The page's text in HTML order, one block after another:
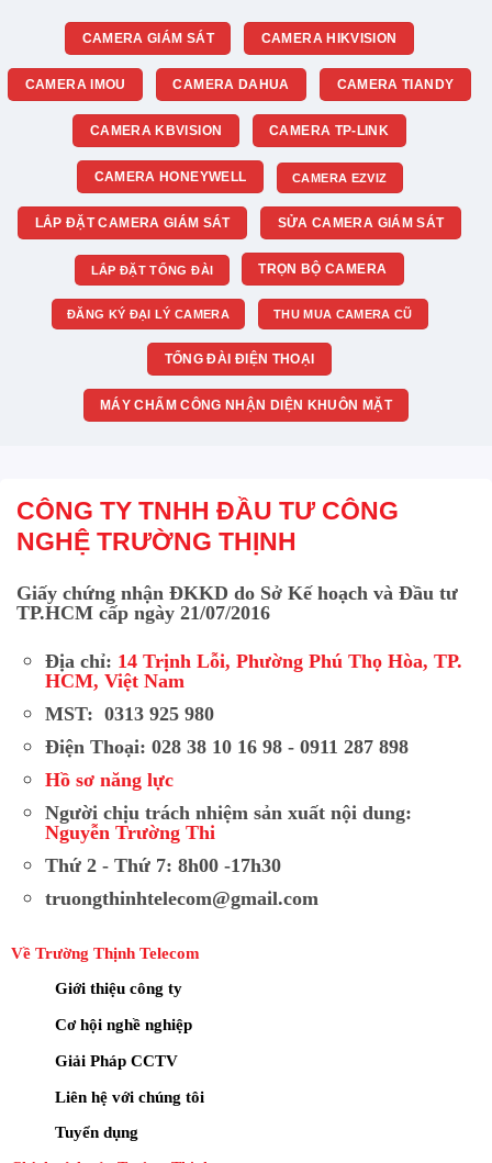
CAMERA GIÁM SÁT CAMERA HIKVISION
CAMERA IMOU CAMERA DAHUA CAMERA TIANDY
CAMERA KBVISION CAMERA TP-LINK
CAMERA HONEYWELL CAMERA EZVIZ
LẮP ĐẶT CAMERA GIÁM SÁT SỬA CAMERA GIÁM SÁT
LẮP ĐẶT TỔNG ĐÀI TRỌN BỘ CAMERA
ĐĂNG KÝ ĐẠI LÝ CAMERA THU MUA CAMERA CŨ
TỔNG ĐÀI ĐIỆN THOẠI
MÁY CHẤM CÔNG NHẬN DIỆN KHUÔN MẶT
CÔNG TY TNHH ĐẦU TƯ CÔNG
NGHỆ TRƯỜNG THỊNH
Giấy chứng nhận ĐKKD do Sở Kế hoạch và Đầu tư
TP.HCM cấp ngày 21/07/2016
Địa chỉ: 14 Trịnh Lỗi, Phường Phú Thọ Hòa, TP.
HCM, Việt Nam
MST: 0313 925 980
Điện Thoại: 028 38 10 16 98 - 0911 287 898
Hồ sơ năng lực
Người chịu trách nhiệm sản xuất nội dung:
Nguyễn Trường Thi
Thứ 2 - Thứ 7: 8h00 -17h30
truongthinhtelecom@gmail.com
Về Trường Thịnh Telecom
Giới thiệu công ty
Cơ hội nghề nghiệp
Giải Pháp CCTV
Liên hệ với chúng tôi
Tuyển dụng